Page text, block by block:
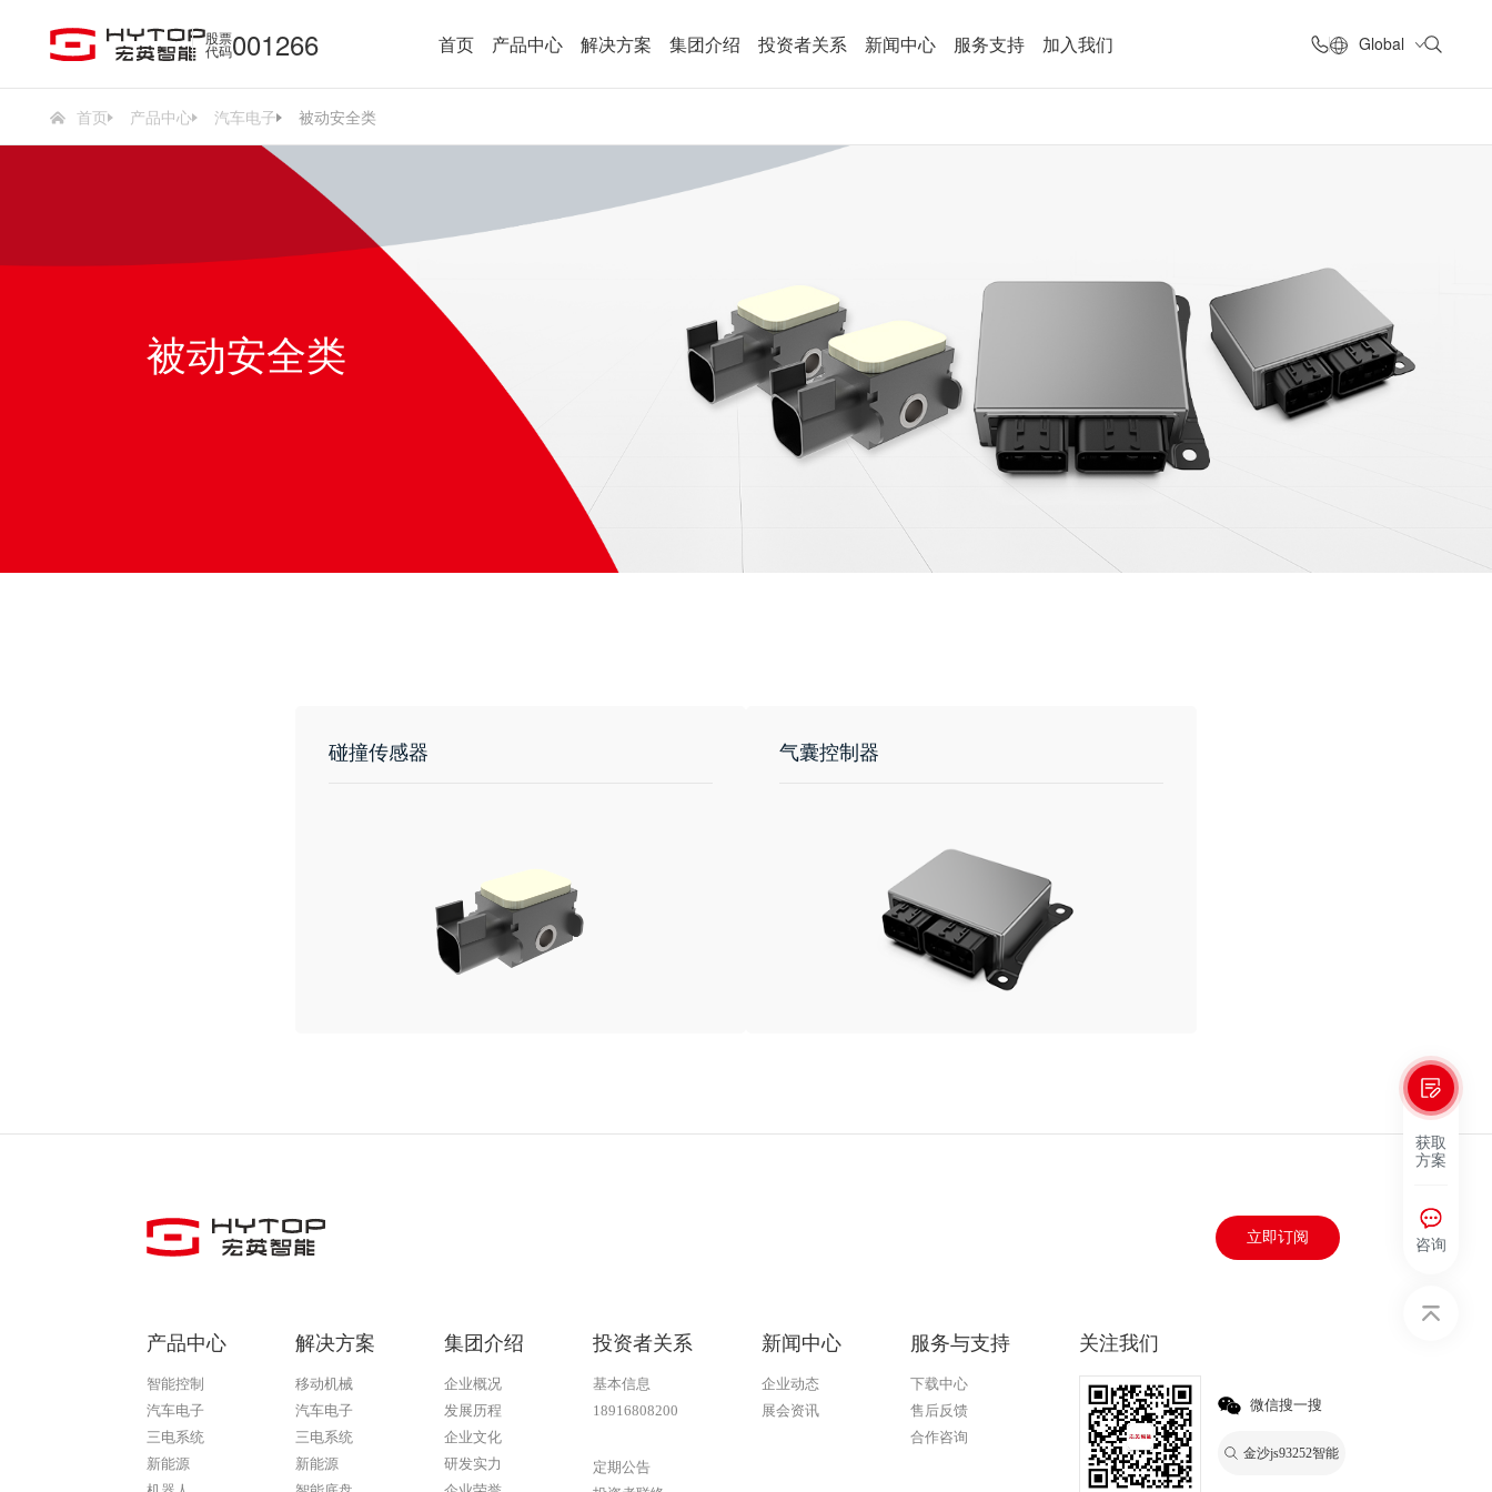
股票
代码001266 首页 产品中心 解决方案 集团介绍 投资者关系 新闻中心 服务支持 加入我们 Global
首页 产品中心 汽车电子 被动安全类
被动安全类
碰撞传感器 气囊控制器
获取
方案
咨询
立即订阅
产品中心
智能控制
汽车电子
三电系统
新能源
解决方案
移动机械
汽车电子
三电系统
新能源
集团介绍
企业概况
发展历程
企业文化
研发实力
投资者关系
基本信息
18916808200
定期公告
新闻中心
企业动态
展会资讯
服务与支持
下载中心
售后反馈
合作咨询
关注我们
微信搜一搜
金沙js93252智能